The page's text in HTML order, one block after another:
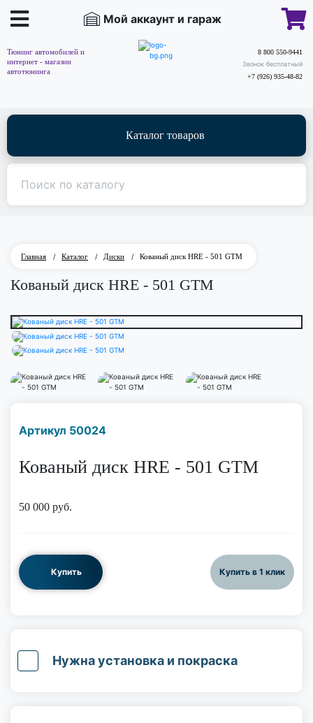
Мой аккаунт и гараж
Тюнинг автомобилей и
интернет - магазин
автотюнинга
8 800 550-9441
Звонок бесплатный
+7 (926) 935-48-82
Каталог товаров
Главная / Каталог / Диски / Кованый диск HRE - 501 GTM
Кованый диск HRE - 501 GTM
Артикул 50024
Кованый диск HRE - 501 GTM
50 000 руб.
Купить Купить в 1 клик
Нужна установка и покраска